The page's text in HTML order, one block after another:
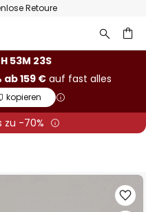
Retoure
53M 22S
ab 159 €auf fast alles
kopieren
zu -70%